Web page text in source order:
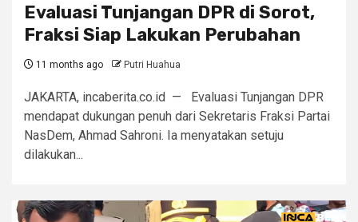
Evaluasi Tunjangan DPR di Sorot,
Fraksi Siap Lakukan Perubahan
11 months ago Putri Huahua
JAKARTA, incaberita.co.id — Evaluasi Tunjangan DPR
mendapat dukungan penuh dari Sekretaris Fraksi Partai
NasDem, Ahmad Sahroni. Ia menyatakan setuju
dilakukan...